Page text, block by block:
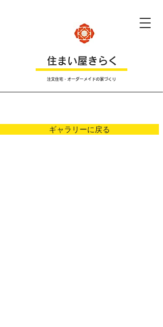
​住まい屋きらく
注文住宅・オーダーメイドの家づくり
ギャラリーに戻る